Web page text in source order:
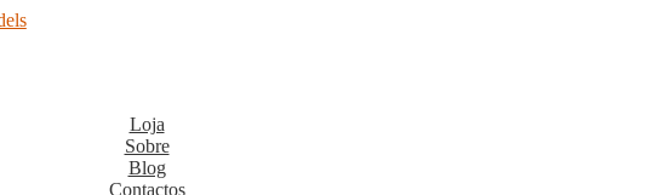
Loja
Sobre
Blog
Contactos